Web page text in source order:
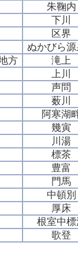
朱鞠内
下川
区界
ぬかびら
方
滝上
上川
声問
薮川
阿寒湖
幾寅
川湯
標茶
豊富
門馬
中頓別
厚床
根室中
歌登